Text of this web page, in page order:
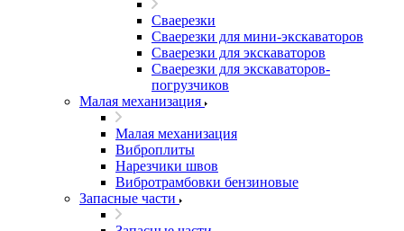
Сваерезки
Сваерезки для мини-экскаваторов
Сваерезки для экскаваторов
Сваерезки для экскаваторов-
погрузчиков
Малая механизация
Малая механизация
Виброплиты
Нарезчики швов
Вибротрамбовки бензиновые
Запасные части